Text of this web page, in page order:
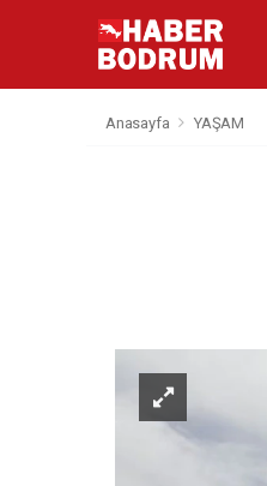
Anasayfa YAŞAM